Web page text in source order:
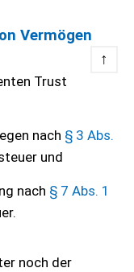
Vermögen
↑
Trust
nach § 3 Abs.
und
nach § 7 Abs. 1
noch der